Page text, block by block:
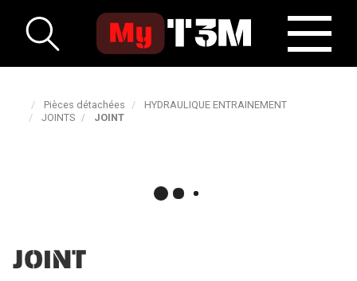
Pièces détachées
HYDRAULIQUE ENTRAINEMENT
JOINTS
JOINT
JOINT